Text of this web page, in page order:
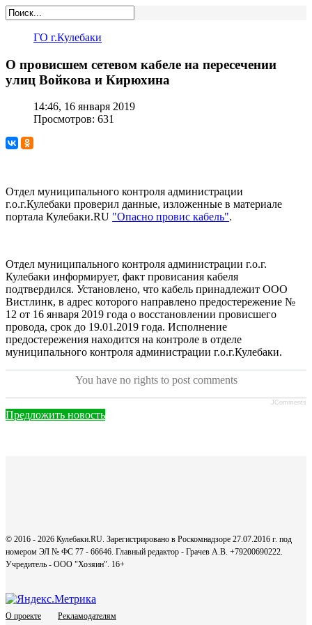
ГО г.Кулебаки
О провисшем сетевом кабеле на пересечении
улиц Войкова и Кирюхина
14:46, 16 января 2019
Просмотров: 631
Отдел муниципального контроля администрации
г.о.г.Кулебаки проверил данные, изложенные в материале
портала Кулебаки.RU "Опасно провис кабель".
Отдел муниципального контроля администрации г.о.г.
Кулебаки информирует, факт провисания кабеля
подтвердился. Установлено, что кабель принадлежит ООО
Вистлинк, в адрес которого направлено предостережение №
12 от 16 января 2019 года о восстановлении провисшего
провода, срок до 19.01.2019 года. Исполнение
предостережения находится на контроле в отделе
муниципального контроля администрации г.о.г.Кулебаки.
You have no rights to post comments
JComments
Предложить новость
© 2016 - 2026 Кулебаки.RU. Зарегистрировано в Роскомнадзоре 27.07.2016 г. под
номером ЭЛ № ФС 77 - 66646. Главный редактор - Грачев А.В. +79200690222.
Учредитель - ООО "Хозяин". 16+
О проекте Рекламодателям